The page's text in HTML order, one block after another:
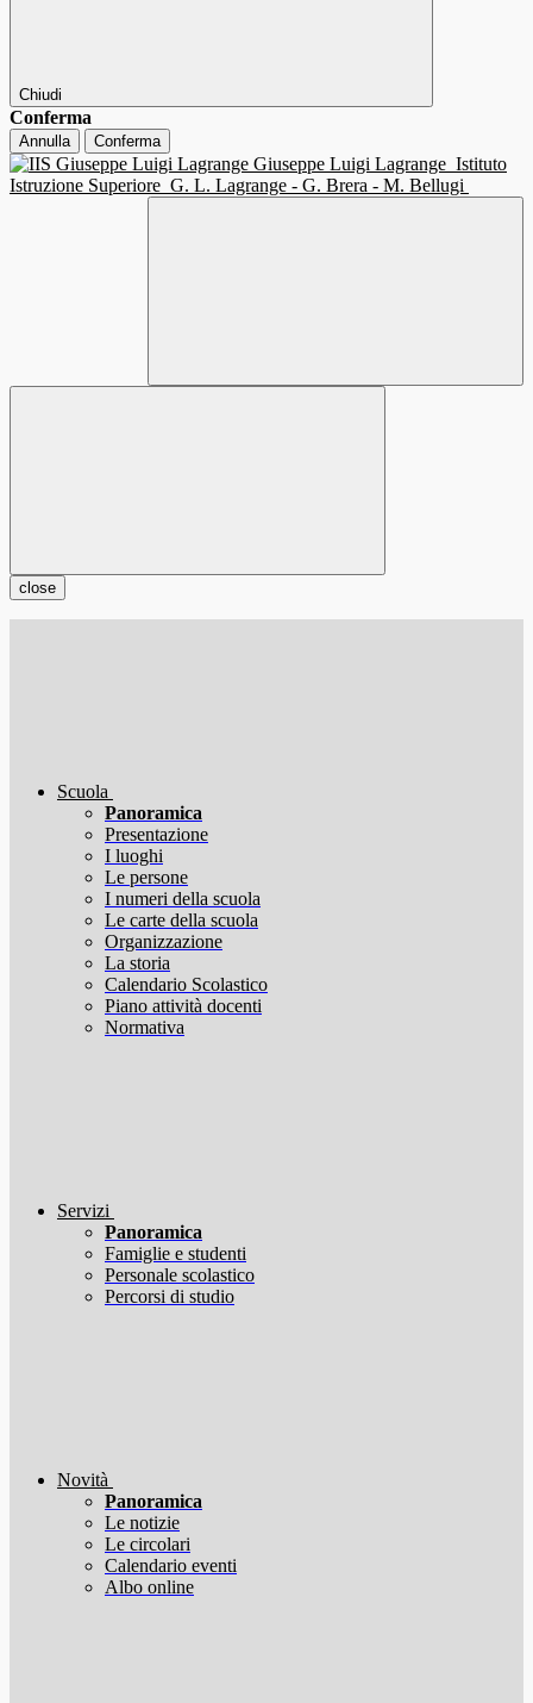
Chiudi
Conferma
Annulla Conferma
Giuseppe Luigi Lagrange Istituto
Istruzione Superiore G. L. Lagrange - G. Brera - M. Bellugi
close
Scuola
Panoramica
Presentazione
I luoghi
Le persone
I numeri della scuola
Le carte della scuola
Organizzazione
La storia
Calendario Scolastico
Piano attività docenti
Normativa
Servizi
Panoramica
Famiglie e studenti
Personale scolastico
Percorsi di studio
Novità
Panoramica
Le notizie
Le circolari
Calendario eventi
Albo online